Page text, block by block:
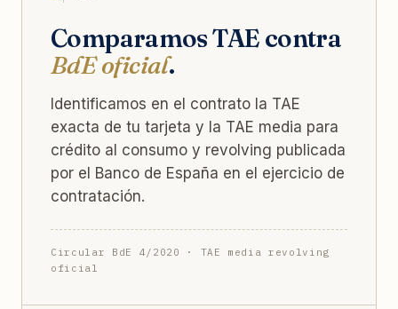
Comparamos TAE contra
BdE oficial.
Identificamos en el contrato la TAE
exacta de tu tarjeta y la TAE media para
crédito al consumo y revolving publicada
por el Banco de España en el ejercicio de
contratación.
Circular BdE 4/2020 · TAE media revolving
oficial